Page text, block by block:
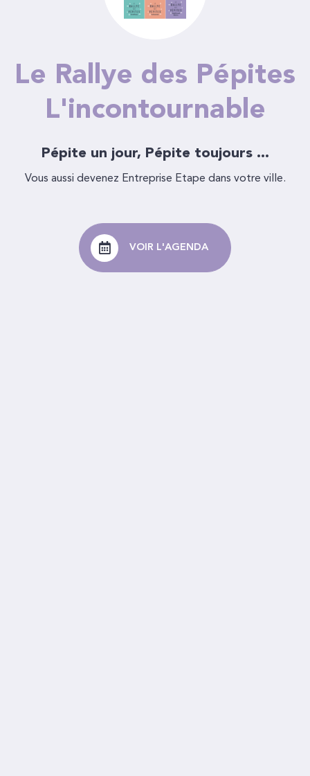
Le Rallye des Pépites
L'incontournable
Pépite un jour, Pépite toujours ...
Vous aussi devenez Entreprise Etape dans votre ville.
VOIR L'AGENDA